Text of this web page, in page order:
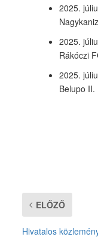
2025.
2025.
Rákóczi
2025.
Belupo II.
ELŐZŐ
Hivatalos